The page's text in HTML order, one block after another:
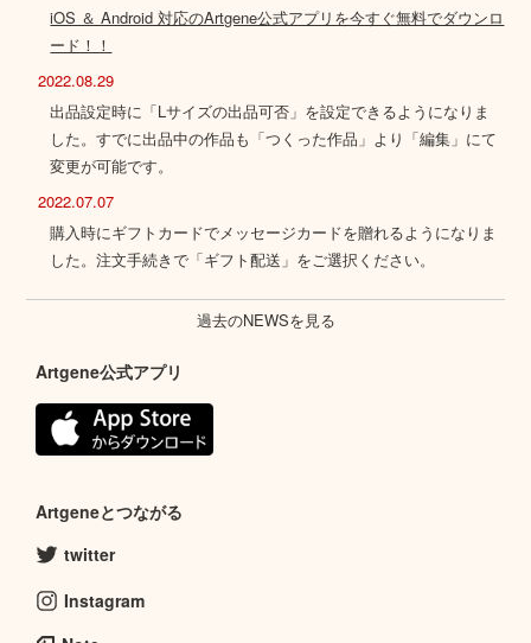
iOS ＆ Android 対応のArtgene公式アプリを今すぐ無料でダウンロ
ード！！
2022.08.29
出品設定時に「Lサイズの出品可否」を設定できるようになりま
した。すでに出品中の作品も「つくった作品」より「編集」にて
変更が可能です。
2022.07.07
購入時にギフトカードでメッセージカードを贈れるようになりま
した。注文手続きで「ギフト配送」をご選択ください。
過去のNEWSを見る
Artgene公式アプリ
Artgeneとつながる
twitter
Instagram